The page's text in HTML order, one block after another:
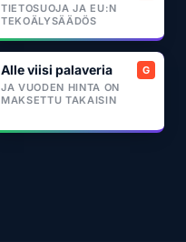
TIETOSUOJA JA EU:N
TEKOÄLYSÄÄDÖS
Alle viisi palaveria
JA VUODEN HINTA ON
MAKSETTU TAKAISIN